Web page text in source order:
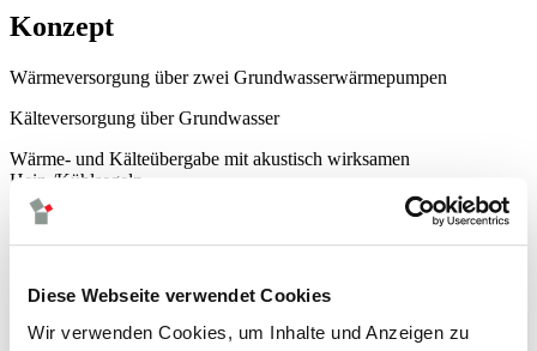
Diese Webseite verwendet Cookies
Wir verwenden Cookies, um Inhalte und Anzeigen zu
Konzept
Wärmeversorgung über zwei Grundwasserwärmepumpen
Kälteversorgung über Grundwasser
Wärme- und Kälteübergabe mit akustisch wirksamen
Heiz-/Kühlsegeln
mechanische Mischlüftung mit 2-fachen Grundluftwechsel in den
Büroräumen (Zuluft mittels flurseitigem Deckenkoffer in die Büros;
Besprechungsräumen
Bildrechte / Bildnachweis